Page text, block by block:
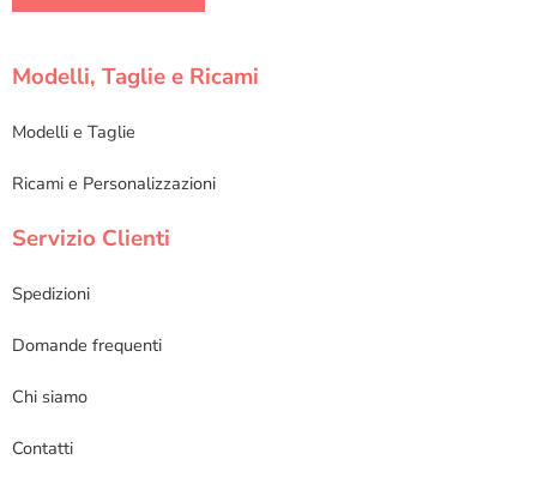
Modelli, Taglie e Ricami
Modelli e Taglie
Ricami e Personalizzazioni
Servizio Clienti
Spedizioni
Domande frequenti
Chi siamo
Contatti